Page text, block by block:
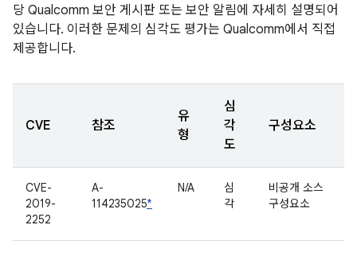
당 Qualcomm 보안 게시판 또는 보안 알림에 자세히 설명되어
있습니다. 이러한 문제의 심각도 평가는 Qualcomm에서 직접
제공합니다.
CVE 참조
유
형
심
각
도
구성요소
CVE-
2019-
2252
A-
114235025*
N/A
심
각
비공개 소스
구성요소